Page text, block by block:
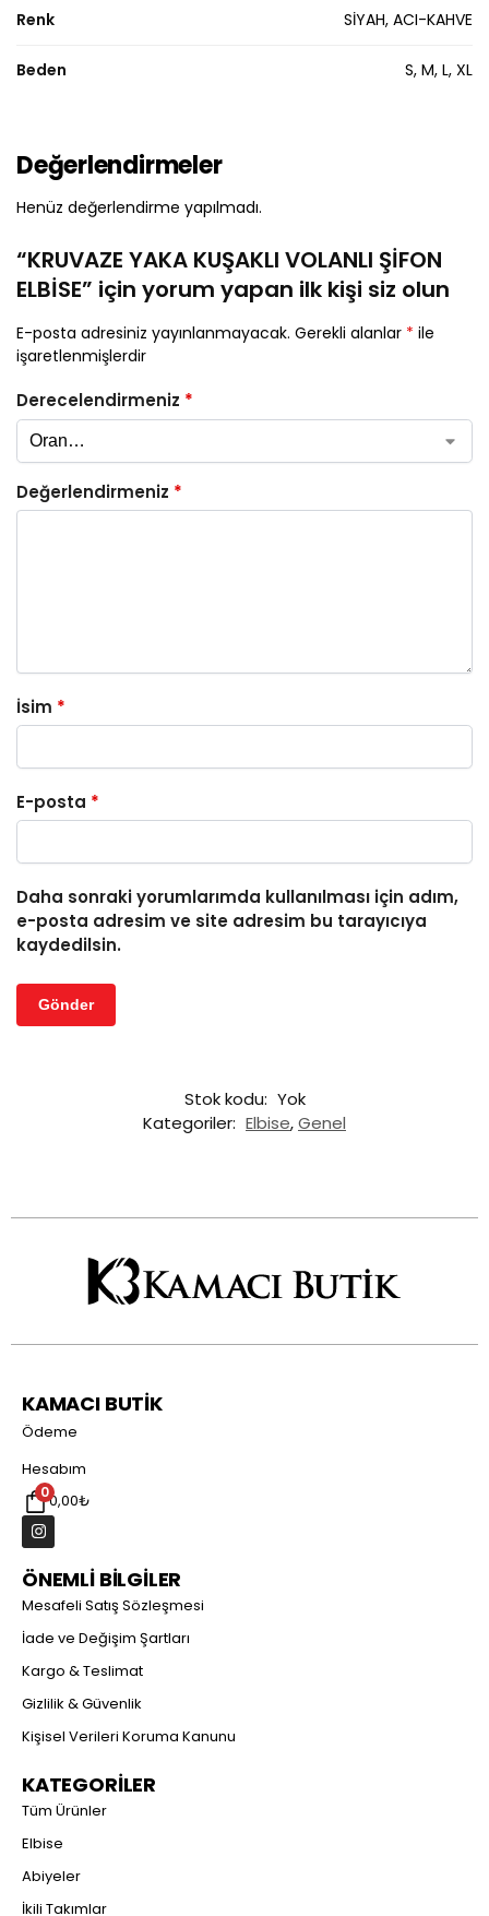
Renk SİYAH, ACI-KAHVE
Beden S, M, L, XL
Değerlendirmeler
Henüz değerlendirme yapılmadı.
“KRUVAZE YAKA KUŞAKLI VOLANLI ŞİFON
ELBİSE” için yorum yapan ilk kişi siz olun
E-posta adresiniz yayınlanmayacak. Gerekli alanlar * ile
işaretlenmişlerdir
Derecelendirmeniz *
Değerlendirmeniz *
İsim *
E-posta *
Daha sonraki yorumlarımda kullanılması için adım,
e-posta adresim ve site adresim bu tarayıcıya
kaydedilsin.
Stok kodu: Yok
Kategoriler: Elbise,Genel
KAMACI BUTİK
Ödeme
Hesabım
00,00₺
ÖNEMLİ BİLGİLER
Mesafeli Satış Sözleşmesi
İade ve Değişim Şartları
Kargo & Teslimat
Gizlilik & Güvenlik
Kişisel Verileri Koruma Kanunu
KATEGORİLER
Tüm Ürünler
Elbise
Abiyeler
İkili Takımlar